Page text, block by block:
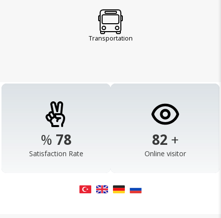
Transportation
% 98
Satisfaction Rate
103 +
Online visitor